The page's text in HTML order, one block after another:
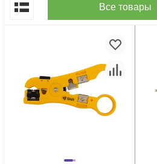
Все товары
По популярности